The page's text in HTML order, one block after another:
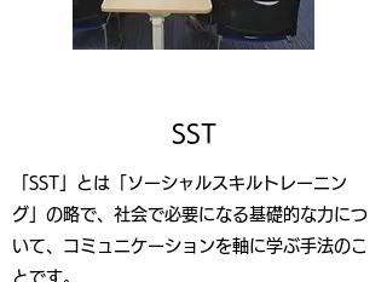
SST​
「SST」とは「ソーシャルスキルトレーニン
グ」の略で、社会で必要になる基礎的な力につ
いて、コミュニケーションを軸に学ぶ手法のこ
とです。